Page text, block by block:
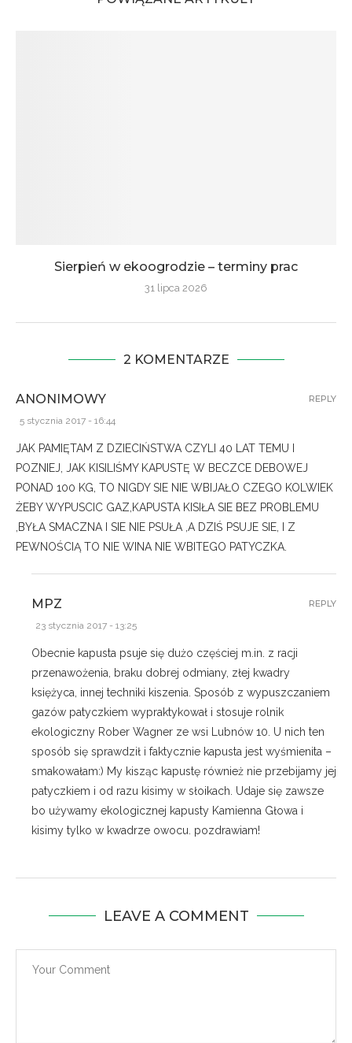
Sierpień w ekoogrodzie – terminy prac
31 lipca 2026
2 KOMENTARZE
ANONIMOWY
5 stycznia 2017 - 16:44
JAK PAMIĘTAM Z DZIECIŃSTWA CZYLI 40 LAT TEMU I
POZNIEJ, JAK KISILIŚMY KAPUSTĘ W BECZCE DEBOWEJ
PONAD 100 KG, TO NIGDY SIE NIE WBIJAŁO CZEGO KOLWIEK
ŻEBY WYPUSCIC GAZ,KAPUSTA KISIŁA SIE BEZ PROBLEMU
,BYŁA SMACZNA I SIE NIE PSUŁA ,A DZIŚ PSUJE SIE, I Z
PEWNOŚCIĄ TO NIE WINA NIE WBITEGO PATYCZKA.
REPLY
MPZ
23 stycznia 2017 - 13:25
Obecnie kapusta psuje się dużo częściej m.in. z racji
przenawożenia, braku dobrej odmiany, złej kwadry
księżyca, innej techniki kiszenia. Sposób z wypuszczaniem
gazów patyczkiem wypraktykował i stosuje rolnik
ekologiczny Rober Wagner ze wsi Lubnów 10. U nich ten
sposób się sprawdził i faktycznie kapusta jest wyśmienita –
smakowałam:) My kisząc kapustę również nie przebijamy jej
patyczkiem i od razu kisimy w słoikach. Udaje się zawsze
bo używamy ekologicznej kapusty Kamienna Głowa i
kisimy tylko w kwadrze owocu. pozdrawiam!
REPLY
LEAVE A COMMENT